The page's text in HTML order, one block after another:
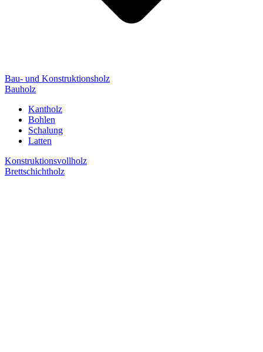
Bau- und Konstruktionsholz
Bauholz
Kantholz
Bohlen
Schalung
Latten
Konstruktionsvollholz
Brettschichtholz